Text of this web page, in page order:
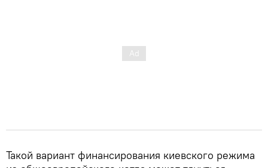
Такой вариант финансирования киевского режима